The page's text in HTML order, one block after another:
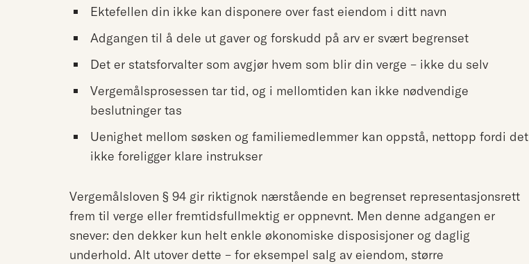
Ektefellen din ikke kan disponere over fast eiendom i ditt navn
Adgangen til å dele ut gaver og forskudd på arv er svært begrenset
Det er statsforvalter som avgjør hvem som blir din verge – ikke du selv
Vergemålsprosessen tar tid, og i mellomtiden kan ikke nødvendige
beslutninger tas
Uenighet mellom søsken og familiemedlemmer kan oppstå, nettopp fordi det
ikke foreligger klare instrukser
Vergemålsloven § 94 gir riktignok nærstående en begrenset representasjonsrett
frem til verge eller fremtidsfullmektig er oppnevnt. Men denne adgangen er
snever: den dekker kun helt enkle økonomiske disposisjoner og daglig
underhold. Alt utover dette – for eksempel salg av eiendom, større